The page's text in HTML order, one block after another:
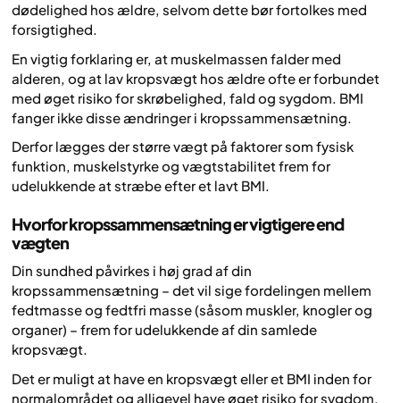
dødelighed hos ældre, selvom dette bør fortolkes med
forsigtighed.
En vigtig forklaring er, at muskelmassen falder med
alderen, og at lav kropsvægt hos ældre ofte er forbundet
med øget risiko for skrøbelighed, fald og sygdom. BMI
fanger ikke disse ændringer i kropssammensætning.
Derfor lægges der større vægt på faktorer som fysisk
funktion, muskelstyrke og vægtstabilitet frem for
udelukkende at stræbe efter et lavt BMI.
Hvorfor kropssammensætning er vigtigere end
vægten
Din sundhed påvirkes i høj grad af din
kropssammensætning – det vil sige fordelingen mellem
fedtmasse og fedtfri masse (såsom muskler, knogler og
organer) – frem for udelukkende af din samlede
kropsvægt.
Det er muligt at have en kropsvægt eller et BMI inden for
normalområdet og alligevel have øget risiko for sygdom,